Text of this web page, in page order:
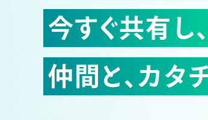
今すぐ共有し、
仲間と、カタ